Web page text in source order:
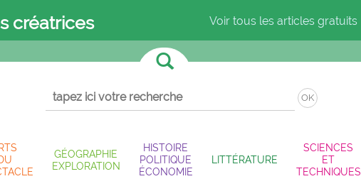
créatrices Voir tous les articles gratuits
OK
GÉOGRAPHIE
EXPLORATION
HISTOIRE
POLITIQUE
ÉCONOMIE
LITTÉRATURE
SCIENCES
ET
TECHNIQUES